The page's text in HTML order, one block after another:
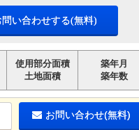
い合わせする(無料)
使用部分面積
土地面積
築年月
築年数
お問い合わせ(無料)